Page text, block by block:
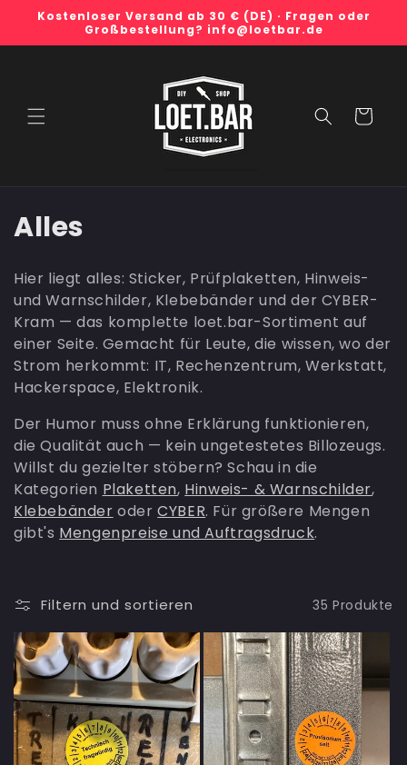
zum
Kostenloser Versand ab 30 € (DE) · Fragen oder
Großbestellung? info@loetbar.de
Warenkorb
K
t
e
g
o
r
i
e
:
Alles
Hier liegt alles: Sticker, Prüfplaketten, Hinweis-
und Warnschilder, Klebebänder und der CYBER-
Kram — das komplette loet.bar-Sortiment auf
einer Seite. Gemacht für Leute, die wissen, wo der
Strom herkommt: IT, Rechenzentrum, Werkstatt,
Hackerspace, Elektronik.
Der Humor muss ohne Erklärung funktionieren,
die Qualität auch — kein ungetestetes Billozeugs.
Willst du gezielter stöbern? Schau in die
Kategorien Plaketten, Hinweis- & Warnschilder,
Klebebänder oderCYBER. Für größere Mengen
gibt's Mengenpreise und Auftragsdruck.
Filtern und sortieren 35 Produkte